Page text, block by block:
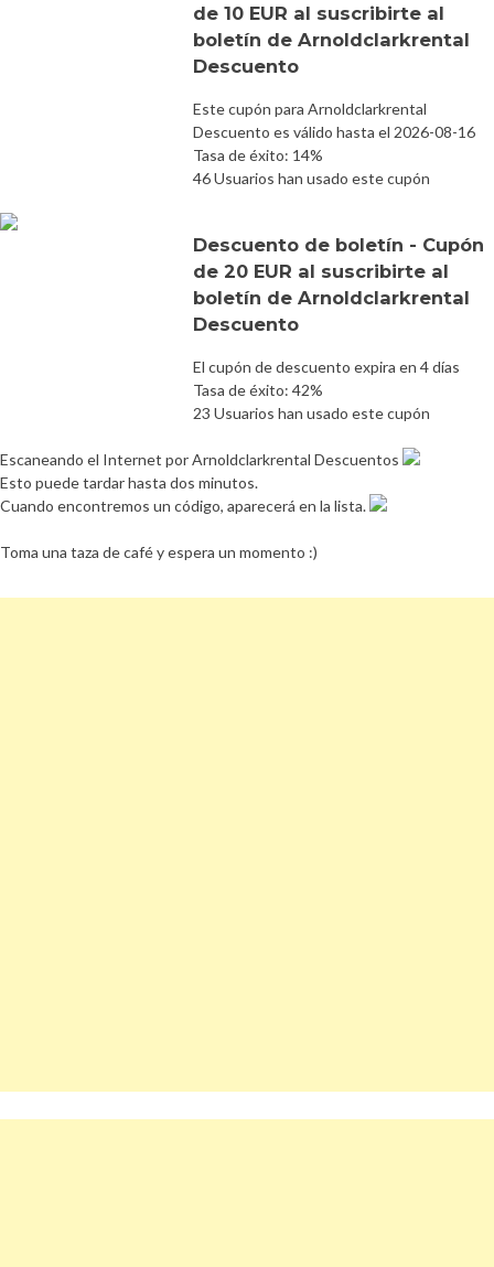
de 10 EUR al suscribirte al
boletín de Arnoldclarkrental
Descuento
Este cupón para Arnoldclarkrental
Descuento es válido hasta el 2026-08-16
Tasa de éxito: 14%
46 Usuarios han usado este cupón
Descuento de boletín - Cupón
de 20 EUR al suscribirte al
boletín de Arnoldclarkrental
Descuento
El cupón de descuento expira en 4 días
Tasa de éxito: 42%
23 Usuarios han usado este cupón
Escaneando el Internet por Arnoldclarkrental Descuentos
Esto puede tardar hasta dos minutos.
Cuando encontremos un código, aparecerá en la lista.
Toma una taza de café y espera un momento :)